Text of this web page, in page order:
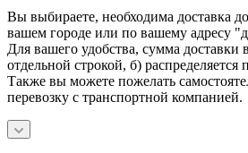
Вы выбираете, необходима доставка
вашем городе или по вашему адресу
Для вашего удобства, сумма доставки
отдельной строкой, б) распределяется
Также вы можете пожелать
перевозку с транспортной компанией.